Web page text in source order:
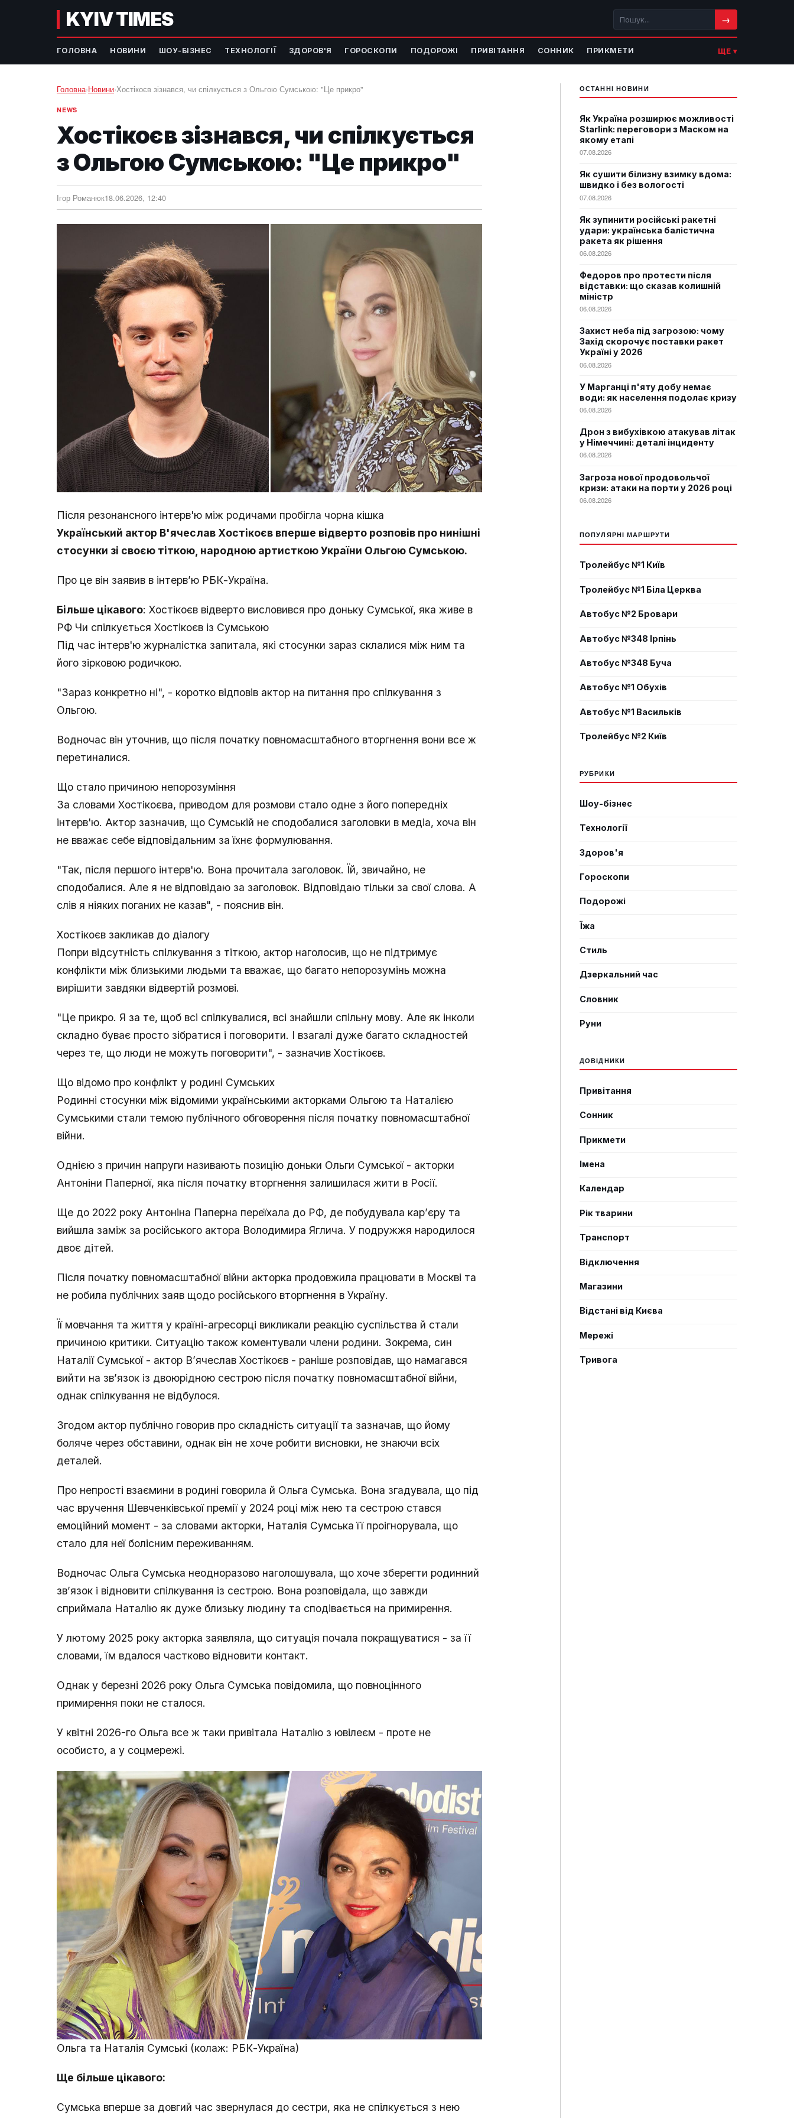
KYIV TIMES →
ГОЛОВНА НОВИНИ ШОУ-БІЗНЕС ТЕХНОЛОГІЇ ЗДОРОВ'Я ГОРОСКОПИ ПОДОРОЖІ ПРИВІТАННЯ СОННИК ПРИКМЕТИ ЩЕ ▾
Головна›Новини›Хостікоєв зізнався, чи спілкується з Ольгою Сумською: "Це прикро"
NEWS
Хостікоєв зізнався, чи спілкується
з Ольгою Сумською: "Це прикро"
Ігор Романюк18.06.2026, 12:40
Після резонансного інтерв'ю між родичами пробігла чорна кішка
Український актор В'ячеслав Хостікоєв вперше відверто розповів про нинішні
стосунки зі своєю тіткою, народною артисткою України Ольгою Сумською.
Про це він заявив в інтерв’ю РБК-Україна.
Більше цікавого: Хостікоєв відверто висловився про доньку Сумської, яка живе в
РФ Чи спілкується Хостікоєв із Сумською
Під час інтерв'ю журналістка запитала, які стосунки зараз склалися між ним та
його зірковою родичкою.
"Зараз конкретно ні", - коротко відповів актор на питання про спілкування з
Ольгою.
Водночас він уточнив, що після початку повномасштабного вторгнення вони все ж
перетиналися.
Що стало причиною непорозуміння
За словами Хостікоєва, приводом для розмови стало одне з його попередніх
інтерв'ю. Актор зазначив, що Сумській не сподобалися заголовки в медіа, хоча він
не вважає себе відповідальним за їхнє формулювання.
"Так, після першого інтерв'ю. Вона прочитала заголовок. Їй, звичайно, не
сподобалися. Але я не відповідаю за заголовок. Відповідаю тільки за свої слова. А
слів я ніяких поганих не казав", - пояснив він.
Хостікоєв закликав до діалогу
Попри відсутність спілкування з тіткою, актор наголосив, що не підтримує
конфлікти між близькими людьми та вважає, що багато непорозумінь можна
вирішити завдяки відвертій розмові.
"Це прикро. Я за те, щоб всі спілкувалися, всі знайшли спільну мову. Але як інколи
складно буває просто зібратися і поговорити. І взагалі дуже багато складностей
через те, що люди не можуть поговорити", - зазначив Хостікоєв.
Що відомо про конфлікт у родині Сумських
Родинні стосунки між відомими українськими акторками Ольгою та Наталією
Сумськими стали темою публічного обговорення після початку повномасштабної
війни.
Однією з причин напруги називають позицію доньки Ольги Сумської - акторки
Антоніни Паперної, яка після початку вторгнення залишилася жити в Росії.
Ще до 2022 року Антоніна Паперна переїхала до РФ, де побудувала кар’єру та
вийшла заміж за російського актора Володимира Яглича. У подружжя народилося
двоє дітей.
Після початку повномасштабної війни акторка продовжила працювати в Москві та
не робила публічних заяв щодо російського вторгнення в Україну.
Її мовчання та життя у країні-агресорці викликали реакцію суспільства й стали
причиною критики. Ситуацію також коментували члени родини. Зокрема, син
Наталії Сумської - актор В’ячеслав Хостікоєв - раніше розповідав, що намагався
вийти на зв’язок із двоюрідною сестрою після початку повномасштабної війни,
однак спілкування не відбулося.
Згодом актор публічно говорив про складність ситуації та зазначав, що йому
боляче через обставини, однак він не хоче робити висновки, не знаючи всіх
деталей.
Про непрості взаємини в родині говорила й Ольга Сумська. Вона згадувала, що під
час вручення Шевченківської премії у 2024 році між нею та сестрою стався
емоційний момент - за словами акторки, Наталія Сумська її проігнорувала, що
стало для неї болісним переживанням.
Водночас Ольга Сумська неодноразово наголошувала, що хоче зберегти родинний
зв’язок і відновити спілкування із сестрою. Вона розповідала, що завжди
сприймала Наталію як дуже близьку людину та сподівається на примирення.
У лютому 2025 року акторка заявляла, що ситуація почала покращуватися - за її
словами, їм вдалося частково відновити контакт.
Однак у березні 2026 року Ольга Сумська повідомила, що повноцінного
примирення поки не сталося.
У квітні 2026-го Ольга все ж таки привітала Наталію з ювілеєм - проте не
особисто, а у соцмережі.
Ольга та Наталія Сумські (колаж: РБК-Україна)
Ще більше цікавого:
Сумська вперше за довгий час звернулася до сестри, яка не спілкується з нею
ОСТАННІ НОВИНИ
Як Україна розширює можливості
Starlink: переговори з Маском на
якому етапі
07.08.2026
Як сушити білизну взимку вдома:
швидко і без вологості
07.08.2026
Як зупинити російські ракетні
удари: українська балістична
ракета як рішення
06.08.2026
Федоров про протести після
відставки: що сказав колишній
міністр
06.08.2026
Захист неба під загрозою: чому
Захід скорочує поставки ракет
Україні у 2026
06.08.2026
У Марганці п'яту добу немає
води: як населення подолає кризу
06.08.2026
Дрон з вибухівкою атакував літак
у Німеччині: деталі інциденту
06.08.2026
Загроза нової продовольчої
кризи: атаки на порти у 2026 році
06.08.2026
ПОПУЛЯРНІ МАРШРУТИ
Тролейбус №1 Київ
Тролейбус №1 Біла Церква
Автобус №2 Бровари
Автобус №348 Ірпінь
Автобус №348 Буча
Автобус №1 Обухів
Автобус №1 Васильків
Тролейбус №2 Київ
РУБРИКИ
Шоу-бізнес
Технології
Здоров'я
Гороскопи
Подорожі
Їжа
Стиль
Дзеркальний час
Словник
Руни
ДОВІДНИКИ
Привітання
Сонник
Прикмети
Імена
Календар
Рік тварини
Транспорт
Відключення
Магазини
Відстані від Києва
Мережі
Тривога